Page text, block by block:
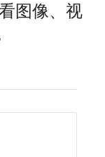
图像、视